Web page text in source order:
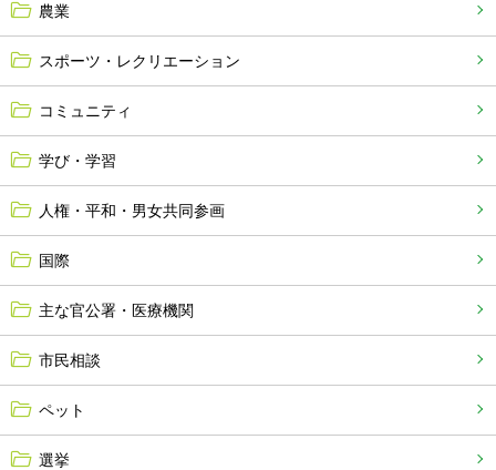
農業
スポーツ・レクリエーション
コミュニティ
学び・学習
人権・平和・男女共同参画
国際
主な官公署・医療機関
市民相談
ペット
選挙